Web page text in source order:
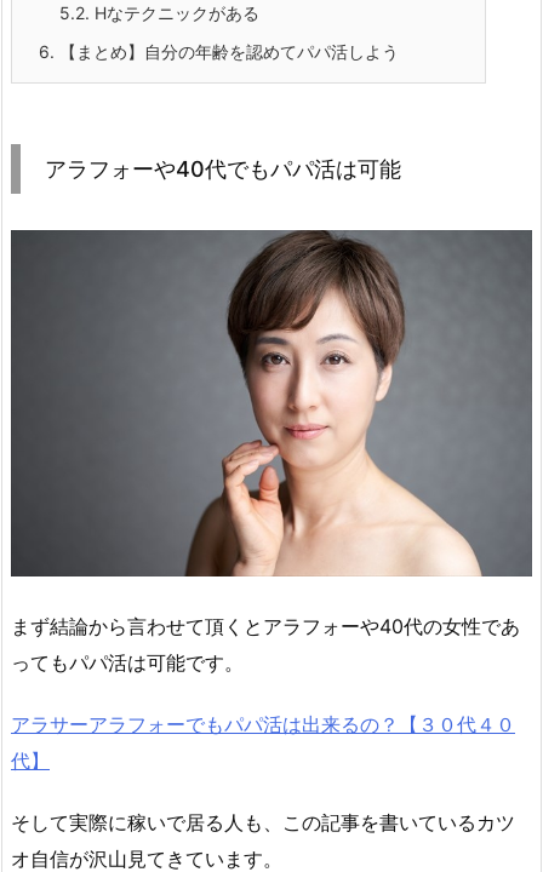
5.2. Hなテクニックがある
6. 【まとめ】自分の年齢を認めてパパ活しよう
アラフォーや40代でもパパ活は可能
まず結論から言わせて頂くとアラフォーや40代の女性であ
ってもパパ活は可能です。
アラサーアラフォーでもパパ活は出来るの？【３０代４０
代】
そして実際に稼いで居る人も、この記事を書いているカツ
オ自信が沢山見てきています。